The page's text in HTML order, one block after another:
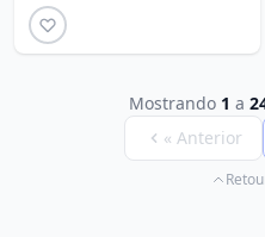
Mostrando 1 a
« Anterior